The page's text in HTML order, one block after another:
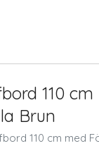
110
Brun
110 cm med